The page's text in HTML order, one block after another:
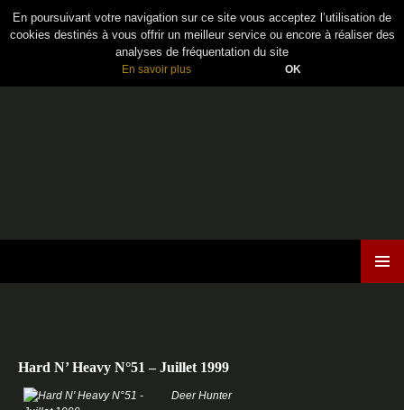
En poursuivant votre navigation sur ce site vous acceptez l’utilisation de
cookies destinés à vous offrir un meilleur service ou encore à réaliser des
analyses de fréquentation du site
En savoir plus OK
Hard N’ Heavy N°51 – Juillet 1999
Deer Hunter